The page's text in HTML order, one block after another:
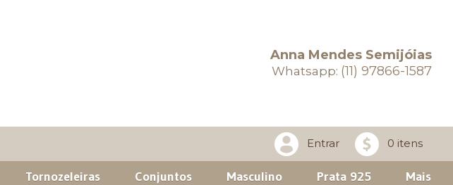
Anna Mendes Semijóias
Whatsapp: (11) 97866-1587
Entrar 0 itens
Tornozeleiras Conjuntos Masculino Prata 925 Mais